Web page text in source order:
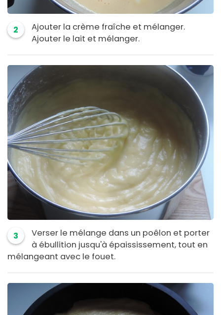
2
Ajouter la crème fraîche et mélanger.
Ajouter le lait et mélanger.
3
Verser le mélange dans un poêlon et porter
à ébullition jusqu'à épaississement, tout en
mélangeant avec le fouet.